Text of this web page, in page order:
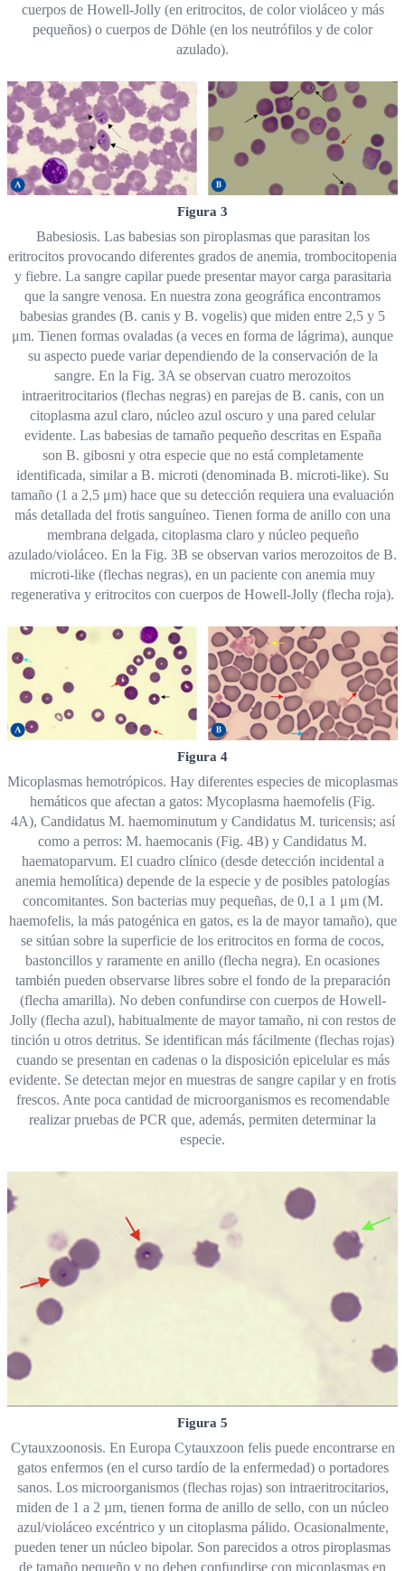
cuerpos de Howell-Jolly (en eritrocitos, de color violáceo y más
pequeños) o cuerpos de Döhle (en los neutrófilos y de color
azulado).
Figura 3
Babesiosis. Las babesias son piroplasmas que parasitan los
eritrocitos provocando diferentes grados de anemia, trombocitopenia
y fiebre. La sangre capilar puede presentar mayor carga parasitaria
que la sangre venosa. En nuestra zona geográfica encontramos
babesias grandes (B. canis y B. vogelis) que miden entre 2,5 y 5
μm. Tienen formas ovaladas (a veces en forma de lágrima), aunque
su aspecto puede variar dependiendo de la conservación de la
sangre. En la Fig. 3A se observan cuatro merozoitos
intraeritrocitarios (flechas negras) en parejas de B. canis, con un
citoplasma azul claro, núcleo azul oscuro y una pared celular
evidente. Las babesias de tamaño pequeño descritas en España
son B. gibosni y otra especie que no está completamente
identificada, similar a B. microti (denominada B. microti-like). Su
tamaño (1 a 2,5 μm) hace que su detección requiera una evaluación
más detallada del frotis sanguíneo. Tienen forma de anillo con una
membrana delgada, citoplasma claro y núcleo pequeño
azulado/violáceo. En la Fig. 3B se observan varios merozoitos de B.
microti-like (flechas negras), en un paciente con anemia muy
regenerativa y eritrocitos con cuerpos de Howell-Jolly (flecha roja).
Figura 4
Micoplasmas hemotrópicos. Hay diferentes especies de micoplasmas
hemáticos que afectan a gatos: Mycoplasma haemofelis (Fig.
4A), Candidatus M. haemominutum y Candidatus M. turicensis; así
como a perros: M. haemocanis (Fig. 4B) y Candidatus M.
haematoparvum. El cuadro clínico (desde detección incidental a
anemia hemolítica) depende de la especie y de posibles patologías
concomitantes. Son bacterias muy pequeñas, de 0,1 a 1 μm (M.
haemofelis, la más patogénica en gatos, es la de mayor tamaño), que
se sitúan sobre la superficie de los eritrocitos en forma de cocos,
bastoncillos y raramente en anillo (flecha negra). En ocasiones
también pueden observarse libres sobre el fondo de la preparación
(flecha amarilla). No deben confundirse con cuerpos de Howell-
Jolly (flecha azul), habitualmente de mayor tamaño, ni con restos de
tinción u otros detritus. Se identifican más fácilmente (flechas rojas)
cuando se presentan en cadenas o la disposición epicelular es más
evidente. Se detectan mejor en muestras de sangre capilar y en frotis
frescos. Ante poca cantidad de microorganismos es recomendable
realizar pruebas de PCR que, además, permiten determinar la
especie.
Figura 5
Cytauxzoonosis. En Europa Cytauxzoon felis puede encontrarse en
gatos enfermos (en el curso tardío de la enfermedad) o portadores
sanos. Los microorganismos (flechas rojas) son intraeritrocitarios,
miden de 1 a 2 µm, tienen forma de anillo de sello, con un núcleo
azul/violáceo excéntrico y un citoplasma pálido. Ocasionalmente,
pueden tener un núcleo bipolar. Son parecidos a otros piroplasmas
de tamaño pequeño y no deben confundirse con micoplasmas en